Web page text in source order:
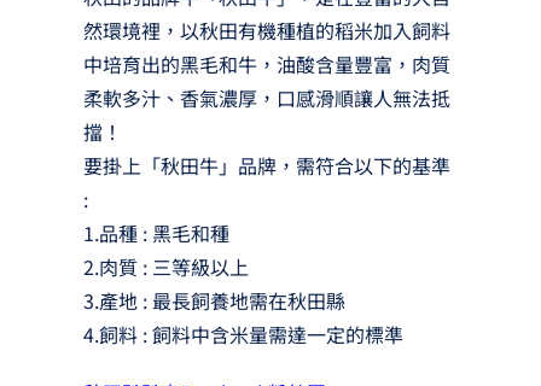
然環境裡，以秋田有機種植的稻米加入飼料
中培育出的黑毛和牛，油酸含量豐富，肉質
柔軟多汁、香氣濃厚，口感滑順讓人無法抵
擋！
要掛上「秋田牛」品牌，需符合以下的基準
:
1.品種 : 黑毛和種
2.肉質 : 三等級以上
3.產地 : 最長飼養地需在秋田縣
4.飼料 : 飼料中含米量需達一定的標準